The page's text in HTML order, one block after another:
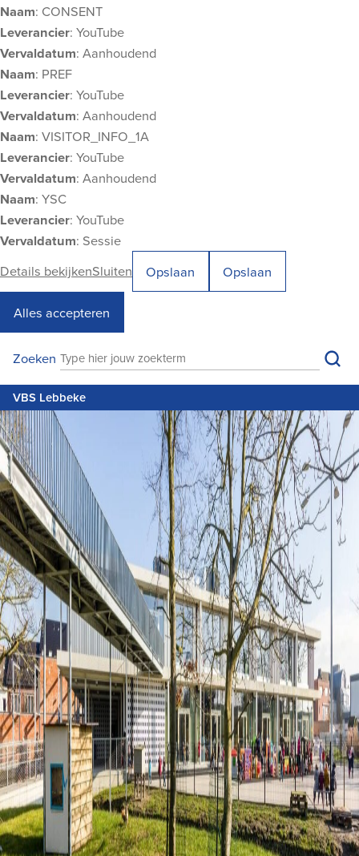
Naam: CONSENT
Leverancier: YouTube
Vervaldatum: Aanhoudend
Naam: PREF
Leverancier: YouTube
Vervaldatum: Aanhoudend
Naam: VISITOR_INFO_1A
Leverancier: YouTube
Vervaldatum: Aanhoudend
Naam: YSC
Leverancier: YouTube
Vervaldatum: Sessie
Details bekijkenSluiten Opslaan Opslaan
Alles accepteren
VBS Lebbeke
VBS Lebbeke
Zoeken